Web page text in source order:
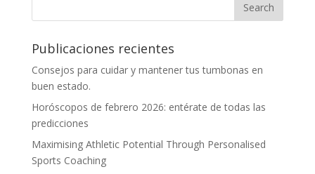
Publicaciones recientes
Consejos para cuidar y mantener tus tumbonas en
buen estado.
Horóscopos de febrero 2026: entérate de todas las
predicciones
Maximising Athletic Potential Through Personalised
Sports Coaching